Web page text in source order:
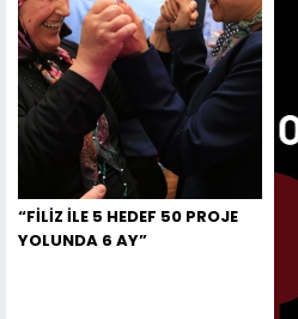
“FİLİZ İLE 5 HEDEF 50 PROJE
YOLUNDA 6 AY”